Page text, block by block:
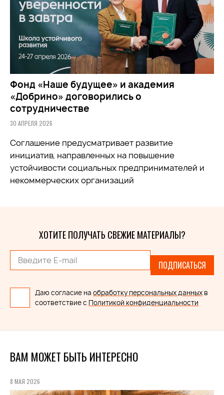
Фонд «Наше будущее» и академия
«Добрино» договорились о
сотрудничестве
30 АПРЕЛЯ 2026
Соглашение предусматривает развитие
инициатив, направленных на повышение
устойчивости социальных предпринимателей и
некоммерческих организаций
ХОТИТЕ ПОЛУЧАТЬ СВЕЖИЕ МАТЕРИАЛЫ?
ПОДПИСАТЬСЯ
Даю согласие на обработку персональных данных в
соответствие с Политикой конфиденциальности
ВАМ МОЖЕТ БЫТЬ ИНТЕРЕСНО
8 МАЯ 2026